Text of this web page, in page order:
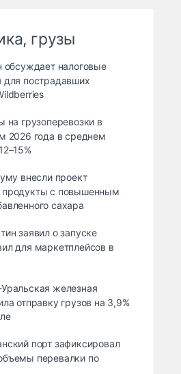
грузы
обсуждает налоговые
для пострадавших
на грузоперевозки в
2026 года в среднем
внесли проект
продукты с повышенным
сахара
заявил о запуске
для маркетплейсов в
железная
отправку грузов на 3,9%
порт зафиксировал
перевалки по